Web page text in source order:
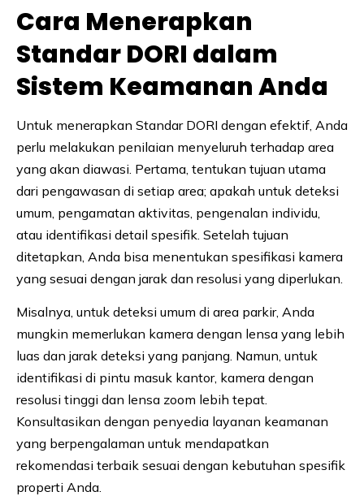
Cara Menerapkan
Standar DORI dalam
Sistem Keamanan Anda
Untuk menerapkan Standar DORI dengan efektif, Anda
perlu melakukan penilaian menyeluruh terhadap area
yang akan diawasi. Pertama, tentukan tujuan utama
dari pengawasan di setiap area; apakah untuk deteksi
umum, pengamatan aktivitas, pengenalan individu,
atau identifikasi detail spesifik. Setelah tujuan
ditetapkan, Anda bisa menentukan spesifikasi kamera
yang sesuai dengan jarak dan resolusi yang diperlukan.
Misalnya, untuk deteksi umum di area parkir, Anda
mungkin memerlukan kamera dengan lensa yang lebih
luas dan jarak deteksi yang panjang. Namun, untuk
identifikasi di pintu masuk kantor, kamera dengan
resolusi tinggi dan lensa zoom lebih tepat.
Konsultasikan dengan penyedia layanan keamanan
yang berpengalaman untuk mendapatkan
rekomendasi terbaik sesuai dengan kebutuhan spesifik
properti Anda.